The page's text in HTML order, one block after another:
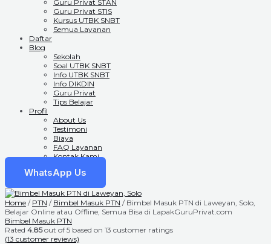
Guru Privat STAN
Guru Privat STIS
Kursus UTBK SNBT
Semua Layanan
Daftar
Blog
Sekolah
Soal UTBK SNBT
Info UTBK SNBT
Info DIKDIN
Guru Privat
Tips Belajar
Profil
About Us
Testimoni
Biaya
FAQ Layanan
Kontak Kami
WhatsApp Us
Home / PTN / Bimbel Masuk PTN / Bimbel Masuk PTN di Laweyan, Solo,
Belajar Online atau Offline, Semua Bisa di LapakGuruPrivat.com
Bimbel Masuk PTN
Rated 4.85out of 5 based on 13 customer ratings
(13 customer reviews)